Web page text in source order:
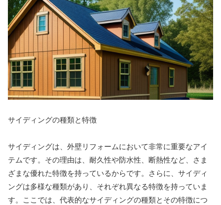
サイディングの種類と特徴
サイディングは、外壁リフォームにおいて非常に重要なアイ
テムです。その理由は、耐久性や防水性、断熱性など、さま
ざまな優れた特徴を持っているからです。さらに、サイディ
ングは多様な種類があり、それぞれ異なる特徴を持っていま
す。ここでは、代表的なサイディングの種類とその特徴につ